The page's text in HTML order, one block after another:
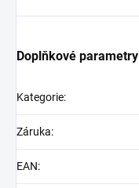
Doplňkové parametry
Kategorie:
Záruka:
EAN: